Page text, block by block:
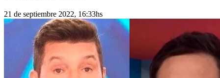
21 de septiembre 2022, 16:33hs